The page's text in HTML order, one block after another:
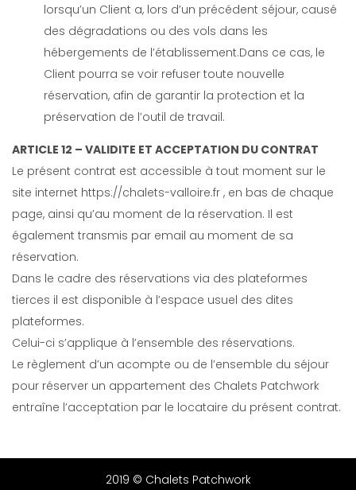
lorsqu’un Client a, lors d’un précédent séjour, causé
des dégradations ou des vols dans les
hébergements de l’établissement.Dans ce cas, le
Client pourra se voir refuser toute nouvelle
réservation, afin de garantir la protection et la
préservation de l’outil de travail.
ARTICLE 12 – VALIDITE ET ACCEPTATION DU CONTRAT
Le présent contrat est accessible à tout moment sur le
site internet https://chalets-valloire.fr , en bas de chaque
page, ainsi qu’au moment de la réservation. Il est
également transmis par email au moment de sa
réservation.
Dans le cadre des réservations via des plateformes
tierces il est disponible à l’espace usuel des dites
plateformes.
Celui-ci s’applique à l’ensemble des réservations.
Le règlement d’un acompte ou de l’ensemble du séjour
pour réserver un appartement des Chalets Patchwork
entraîne l’acceptation par le locataire du présent contrat.
2019 © Chalets Patchwork